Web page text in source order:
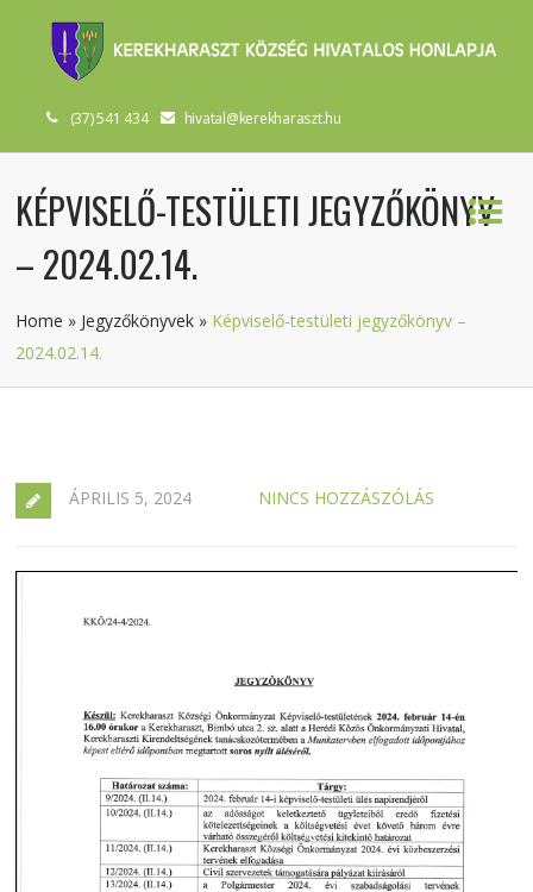
(37) 541 434 hivatal@kerekharaszt.hu
KÉPVISELŐ-TESTÜLETI JEGYZŐKÖNYV
– 2024.02.14.
Home » Jegyzőkönyvek » Képviselő-testületi jegyzőkönyv –
2024.02.14.
ÁPRILIS 5, 2024 NINCS HOZZÁSZÓLÁS